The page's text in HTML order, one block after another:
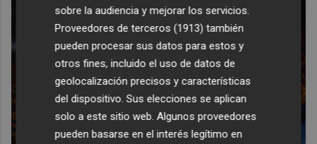
sobre la audiencia y mejorar los servicios.
Proveedores de terceros (1913) también
pueden procesar sus datos para estos y
otros fines, incluido el uso de datos de
geolocalización precisos y características
del dispositivo. Sus elecciones se aplican
solo a este sitio web. Algunos proveedores
pueden basarse en el interés legítimo en